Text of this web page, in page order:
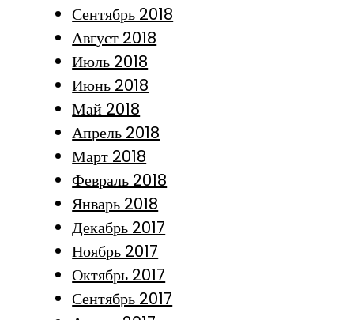
Сентябрь 2018
Август 2018
Июль 2018
Июнь 2018
Май 2018
Апрель 2018
Март 2018
Февраль 2018
Январь 2018
Декабрь 2017
Ноябрь 2017
Октябрь 2017
Сентябрь 2017